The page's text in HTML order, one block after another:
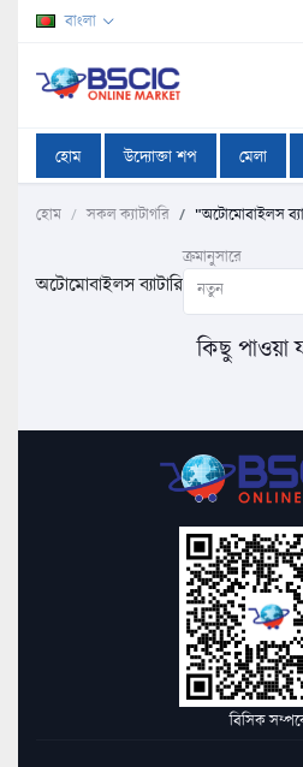
বাংলা
হোম উদ্যোক্তা শপ মেলা
হোম সকল ক্যাটাগরি "অটোমোবাইলস
অটোমোবাইলস ব্যাটারি
ক্রমানুসারে
নতুন
কিছু পাওয়া
বিসিক